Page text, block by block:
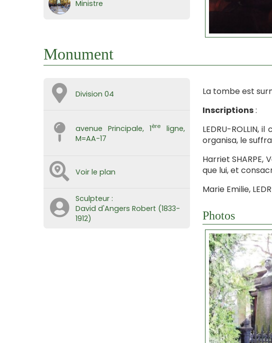
Ministre
Monument
Division 04
avenue Principale, 1ère
ligne,
M=AA-17
Voir le plan
Sculpteur :
David d'Angers Robert (1833-
1912)
La tombe est
Inscriptions:
LEDRU-
organisa, le
Harriet SHARPE,
que lui, et
Marie Emilie,
Photos